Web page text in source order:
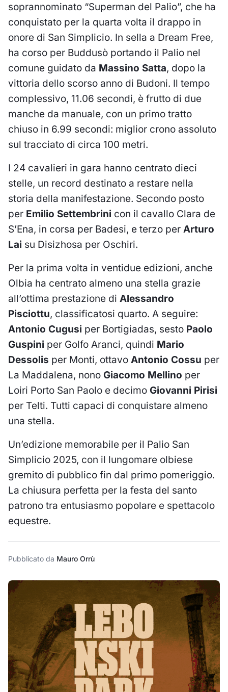
soprannominato “Superman del Palio”, che ha
conquistato per la quarta volta il drappo in
onore di San Simplicio. In sella a Dream Free,
ha corso per Buddusò portando il Palio nel
comune guidato da Massino Satta, dopo la
vittoria dello scorso anno di Budoni. Il tempo
complessivo, 11.06 secondi, è frutto di due
manche da manuale, con un primo tratto
chiuso in 6.99 secondi: miglior crono assoluto
sul tracciato di circa 100 metri.
I 24 cavalieri in gara hanno centrato dieci
stelle, un record destinato a restare nella
storia della manifestazione. Secondo posto
per Emilio Settembrini con il cavallo Clara de
S’Ena, in corsa per Badesi, e terzo per Arturo
Lai su Disizhosa per Oschiri.
Per la prima volta in ventidue edizioni, anche
Olbia ha centrato almeno una stella grazie
all’ottima prestazione di Alessandro
Pisciottu, classificatosi quarto. A seguire:
Antonio Cugusi per Bortigiadas, sesto Paolo
Guspini per Golfo Aranci, quindi Mario
Dessolis per Monti, ottavo Antonio Cossu per
La Maddalena, nono Giacomo Mellino per
Loiri Porto San Paolo e decimo Giovanni Pirisi
per Telti. Tutti capaci di conquistare almeno
una stella.
Un’edizione memorabile per il Palio San
Simplicio 2025, con il lungomare olbiese
gremito di pubblico fin dal primo pomeriggio.
La chiusura perfetta per la festa del santo
patrono tra entusiasmo popolare e spettacolo
equestre.
Pubblicato da Mauro Orrù